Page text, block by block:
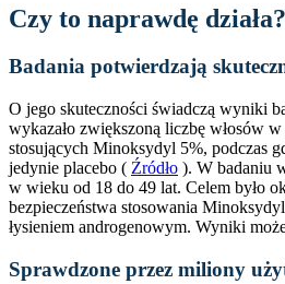
Czy to naprawdę działa?
Badania potwierdzają
O jego skuteczności świadczą wyniki
wykazało zwiększoną liczbę włosów
stosujących Minoksydyl 5%, podczas
jedynie placebo ( Źródło ). W badaniu
w wieku od 18 do 49 lat. Celem było
bezpieczeństwa stosowania
łysieniem androgenowym. Wyniki
Sprawdzone przez miliony